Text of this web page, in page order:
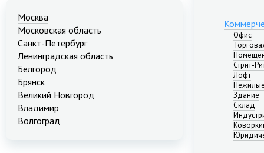
Москва
Московская область
Санкт-Петербург
Ленинградская область
Белгород
Брянск
Великий Новгород
Владимир
Волгоград
Офис
Стрит-
Лофт
Здание
Склад